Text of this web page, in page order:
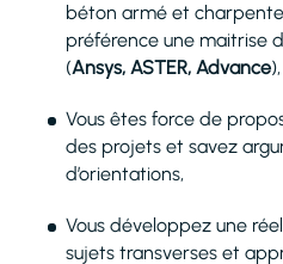
béton armé et
préférence une maitrise
(Ansys, ASTER, Advance),
Vous êtes force de
des projets et savez
d’orientations,
Vous développez une
sujets transverses et